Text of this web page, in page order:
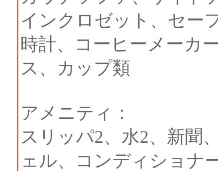
インクロゼット、セー
時計、コーヒーメーカ
ス、カップ類
アメニティ：
スリッパ2、水2、新聞
ェル、コンディショナ